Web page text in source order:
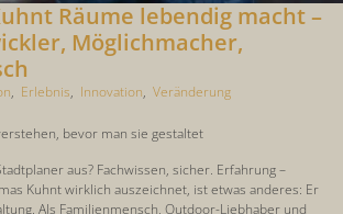
Räume lebendig macht –
Möglichmacher,
, Erlebnis, Innovation, Veränderung
bevor man sie gestaltet
aus? Fachwissen, sicher. Erfahrung –
Kuhnt wirklich auszeichnet, ist etwas anderes: Er
Als Familienmensch, Outdoor-Liebhaber und